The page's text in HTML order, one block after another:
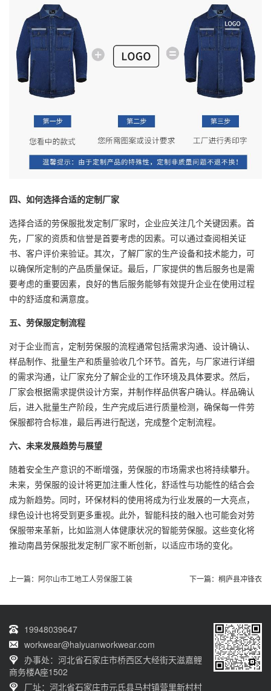
四、如何选择合适的定制厂家
选择合适的劳保服批发定制厂家时，企业应关注几个关键因素。首
先，厂家的资质和信誉是首要考虑的因素。可以通过查阅相关证
书、客户评价来验证。其次，了解厂家的生产设备和技术能力，可
以确保所定制的产品质量保证。最后，厂家提供的售后服务也是需
要考虑的重要因素，良好的售后服务能够有效提升企业在使用过程
中的舒适度和满意度。
五、 劳保服定制流程
对于企业而言，定制劳保服的流程通常包括需求沟通、设计确认、
样品制作、批量生产和质量验收几个环节。首先，与厂家进行详细
的需求沟通，让厂家充分了解企业的工作环境及具体要求。然后，
厂家会根据需求提供设计方案，并制作样品供客户确认。样品确认
后，进入批量生产阶段，生产完成后进行质量检测，确保每一件劳
保服都符合标准，最后再进行配送，完成整个定制流程。
六、未来发展趋势与展望
随着安全生产意识的不断增强，劳保服的市场需求也将持续攀升。
未来，劳保服的设计将更加注重人性化，舒适性与功能性的结合会
成为新趋势。同时，环保材料的使用将成为行业发展的一大亮点，
绿色设计也将受到更多重视。此外，智能科技的融入也可能会对劳
保服带来革新，比如监测人体健康状况的智能劳保服。这些变化将
推动南昌劳保服批发定制厂家不断创新，以适应市场的变化。
上一篇： 阿尔山市工地工人劳保服工装 下一篇： 桐庐县冲锋衣
19948039647
workwear@haiyuanworkwear.com
办事处：河北省石家庄市桥西区大经街天滋嘉鲤
商务楼A座1502
厂址：河北省石家庄市元氏县马村镇营里新村村